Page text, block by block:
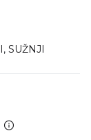
, SUŽNJI